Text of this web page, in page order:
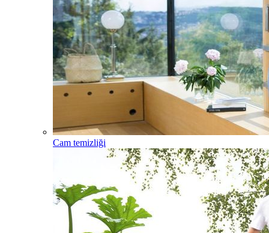
Cam temizliği